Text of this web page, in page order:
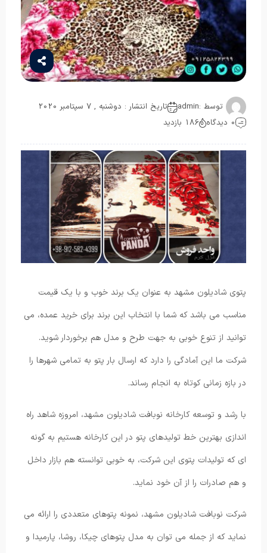
توسط :admin
تاریخ انتشار : دوشنبه , 7 سپتامبر 2020
0 دیدگاه
186 بازدید
پتوی شادیلون مشهد به عنوان یک برند خوب و با یک قیمت
مناسب می باشد که شما با انتخاب این برند برای خرید عمده، می
توانید از تنوع خوبی به جهت طرح و مدل هم برخوردار شوید.
شرکت ما این آمادگی را دارد که ارسال بار پتو به تمامی شهرها را
در بازه زمانی کوتاه به انجام رساند.
با رشد و توسعه کارخانه نوبافت شادیلون مشهد، امروزه شاهد راه
اندازی بهترین خط تولیدهای پتو در این کارخانه هستیم به گونه
ای که تولیدات پتوی این شرکت، به خوبی توانسته هم بازار داخل
و هم صادرات را از آن خود نماید.
شرکت نوبافت شادیلون مشهد، نمونه پتوهای متعددی را ارائه می
نماید که از جمله می توان به مدل پتوهای چیکا، روشا، پارمیدا و